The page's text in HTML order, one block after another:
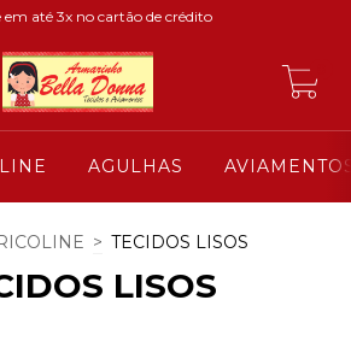
em até 3x no cartão de crédito
AGULHAS
> TECIDOS LISOS
LISOS